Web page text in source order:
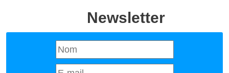
Newsletter